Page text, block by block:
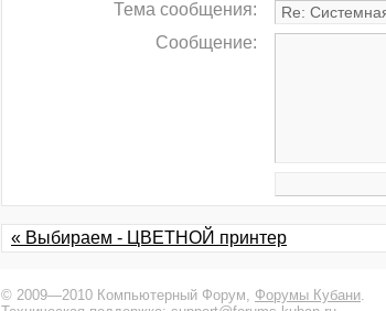
Тема сообщения:
Сообщение:
« Выбираем - ЦВЕТНОЙ принтер
© 2009—2010 Компьютерный Форум, Форумы Кубани